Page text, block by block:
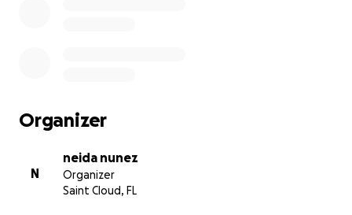
Sin más, su humilde servidora:
Lucila Angarita
C.I. 5.043.924
Organizer
N
neida nunez
Organizer
Saint Cloud, FL